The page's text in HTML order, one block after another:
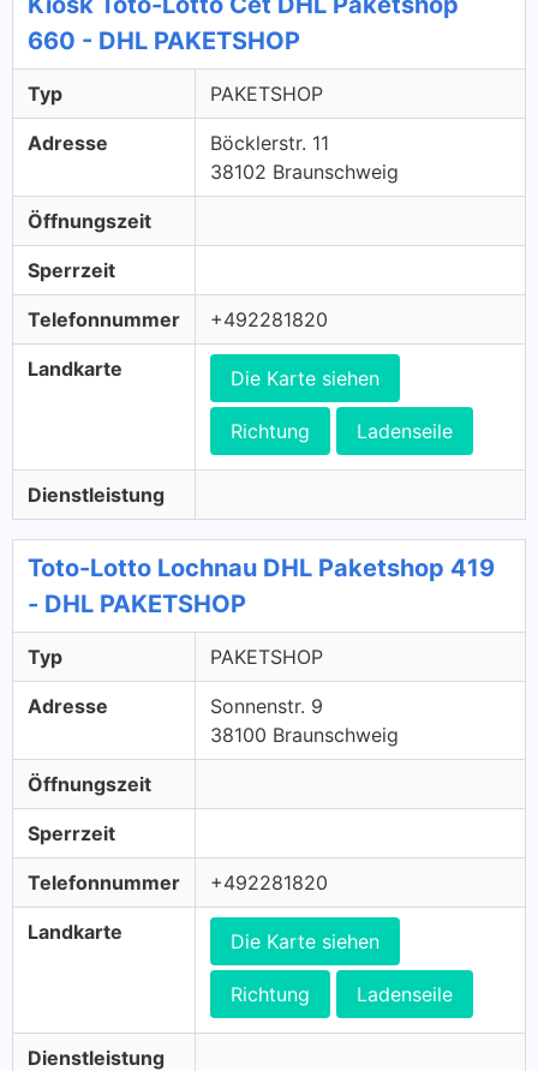
660 - DHL PAKETSHOP
Typ PAKETSHOP
Adresse
Böcklerstr. 11
38102 Braunschweig
Öffnungszeit
Sperrzeit
Telefonnummer +492281820
Landkarte Die Karte siehen
Richtung Ladenseile
Dienstleistung
Toto-Lotto Lochnau DHL Paketshop 419
- DHL PAKETSHOP
Typ PAKETSHOP
Adresse
Sonnenstr. 9
38100 Braunschweig
Öffnungszeit
Sperrzeit
Telefonnummer +492281820
Landkarte Die Karte siehen
Richtung Ladenseile
Dienstleistung